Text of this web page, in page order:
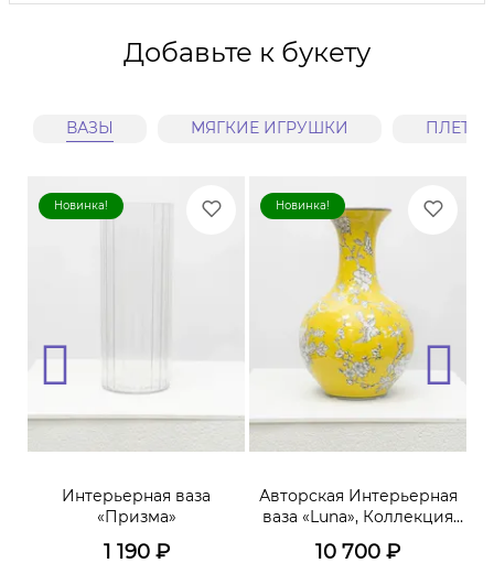
Добавьте к букету
ВАЗЫ МЯГКИЕ ИГРУШКИ
Новинка!
Интерьерная ваза
«Призма»
1 190₽
Новинка!
Авторская Интерьерная
ваза «Luna», Коллекция
10 700 ₽